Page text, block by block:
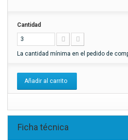
Cantidad
La cantidad mínima en el pedido de
Añadir al carrito
Ficha técnica